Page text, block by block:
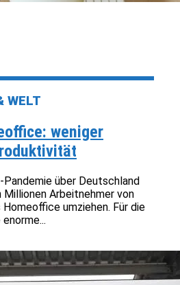
WELT
weniger
Pandemie über Deutschland
Millionen Arbeitnehmer von
umziehen. Für die